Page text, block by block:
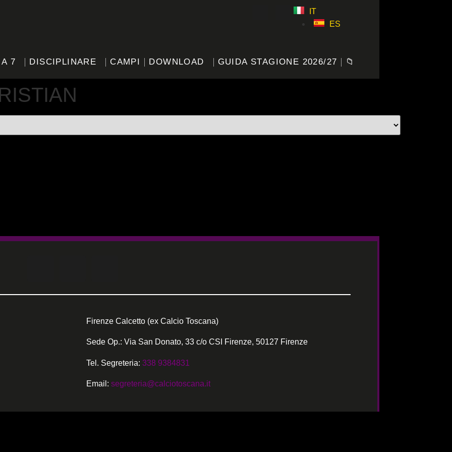
IT
ES
7 DISCIPLINARE CAMPI DOWNLOAD GUIDA STAGIONE 2026/27 📁
Firenze Calcetto (ex Calcio Toscana)
Sede Op.: Via San Donato, 33 c/o CSI Firenze, 50127 Firenze
Tel. Segreteria: 338 9384831
Email: segreteria@calciotoscana.it